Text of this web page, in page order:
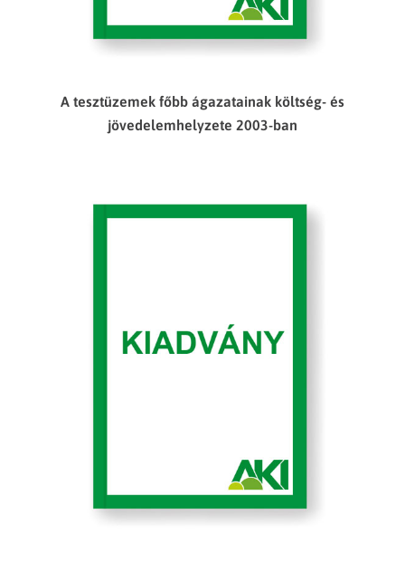
A tesztüzemek főbb ágazatainak költség- és
jövedelemhelyzete 2003-ban